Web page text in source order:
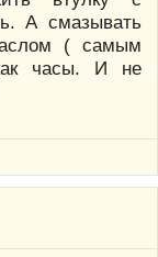
А смазывать
( самым
часы. И не